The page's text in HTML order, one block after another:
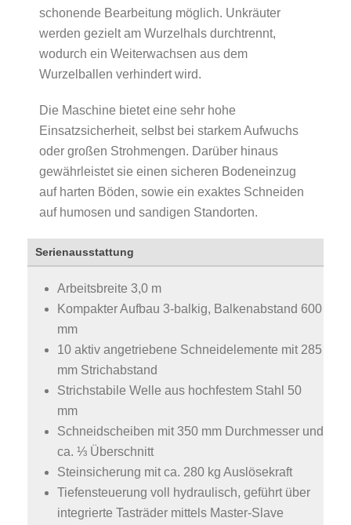
schonende Bearbeitung möglich. Unkräuter
werden gezielt am Wurzelhals durchtrennt,
wodurch ein Weiterwachsen aus dem
Wurzelballen verhindert wird.
Die Maschine bietet eine sehr hohe
Einsatzsicherheit, selbst bei starkem Aufwuchs
oder großen Strohmengen. Darüber hinaus
gewährleistet sie einen sicheren Bodeneinzug
auf harten Böden, sowie ein exaktes Schneiden
auf humosen und sandigen Standorten.
Serienausstattung
Arbeitsbreite 3,0 m
Kompakter Aufbau 3-balkig, Balkenabstand 600
mm
10 aktiv angetriebene Schneidelemente mit 285
mm Strichabstand
Strichstabile Welle aus hochfestem Stahl 50
mm
Schneidscheiben mit 350 mm Durchmesser und
ca. ⅓ Überschnitt
Steinsicherung mit ca. 280 kg Auslösekraft
Tiefensteuerung voll hydraulisch, geführt über
integrierte Tasträder mittels Master-Slave